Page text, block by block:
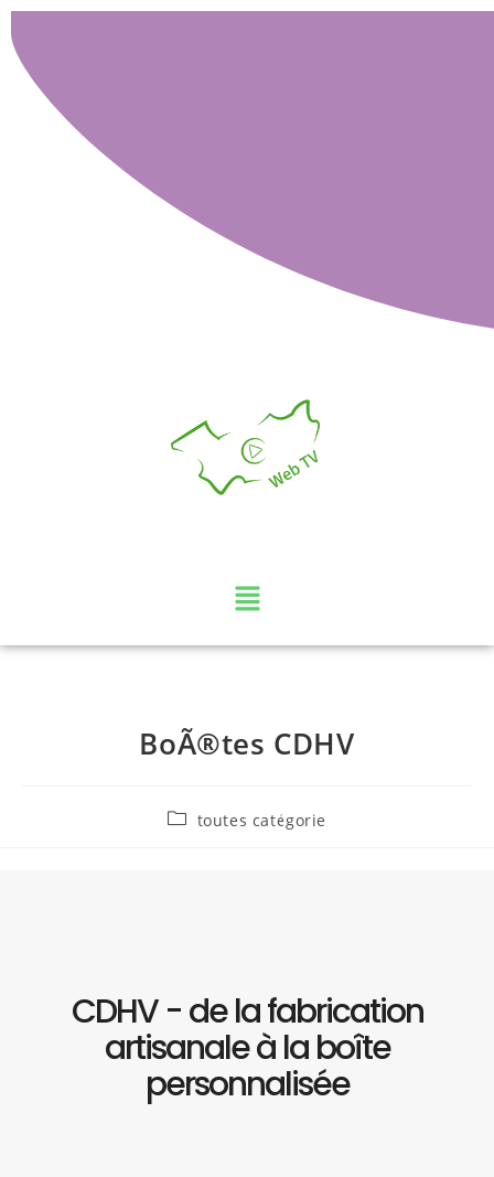
BoÃ®tes CDHV
toutes catégorie
CDHV - de la fabrication
artisanale à la boîte
personnalisée